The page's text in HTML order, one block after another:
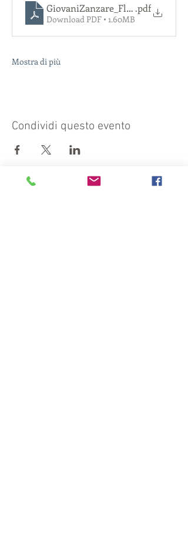
GiovaniZanzare_Flyer.pdf
Download PDF • 1.60MB
Mostra di più
Condividi questo evento